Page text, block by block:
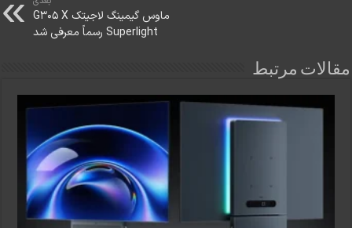
ماوس گیمینگ لاجیتک G305 X
Superlight رسماً معرفی شد
مقالات مرتبط